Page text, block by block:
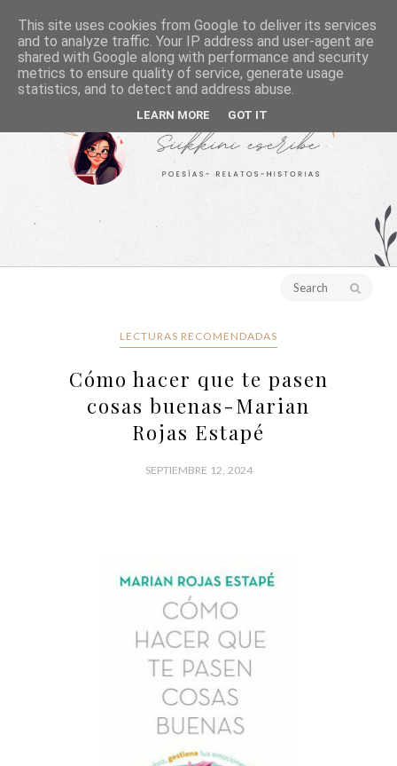
LECTURAS RECOMENDADAS
Cómo hacer que te pasen
cosas buenas-Marian
Rojas Estapé
SEPTIEMBRE 12, 2024
This site uses cookies from Google to deliver its services
and to analyze traffic. Your IP address and user-agent are
shared with Google along with performance and security
metrics to ensure quality of service, generate usage
statistics, and to detect and address abuse.
LEARN MORE GOT IT